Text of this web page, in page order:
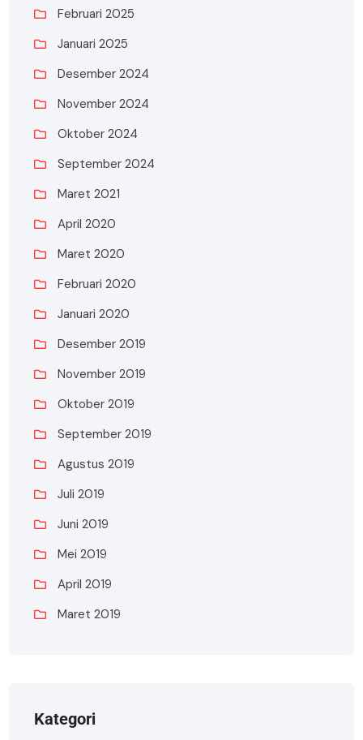
Februari 2025
Januari 2025
Desember 2024
November 2024
Oktober 2024
September 2024
Maret 2021
April 2020
Maret 2020
Februari 2020
Januari 2020
Desember 2019
November 2019
Oktober 2019
September 2019
Agustus 2019
Juli 2019
Juni 2019
Mei 2019
April 2019
Maret 2019
Kategori